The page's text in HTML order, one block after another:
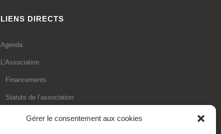
Gérer le consentement aux cookies
LIENS DIRECTS
Agenda
L’Association
Financements
Statuts de l’association
Adhésion en ligne